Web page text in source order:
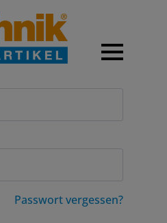
Passwort vergessen?